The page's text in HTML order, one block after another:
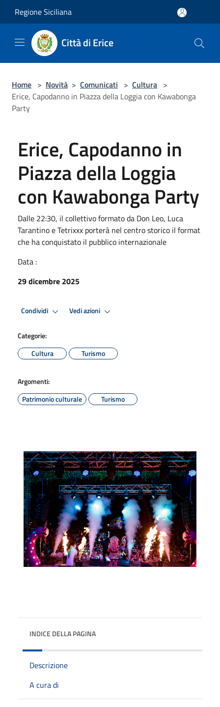
Regione Siciliana
Città di Erice
Home > Novità > Comunicati > Cultura >
Erice, Capodanno in Piazza della Loggia con Kawabonga
Party
Erice, Capodanno in
Piazza della Loggia
con Kawabonga Party
Dalle 22:30, il collettivo formato da Don Leo, Luca
Tarantino e Tetrixxx porterà nel centro storico il format
che ha conquistato il pubblico internazionale
Data :
29 dicembre 2025
Condividi Vedi azioni
Categorie:
Cultura
Turismo
Argomenti:
Patrimonio culturale
Turismo
INDICE DELLA PAGINA
Descrizione
A cura di